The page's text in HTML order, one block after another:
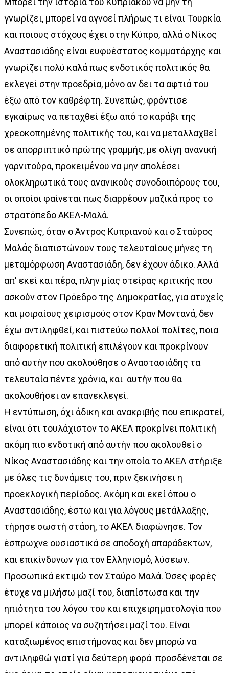
γνωρίζει, μπορεί να αγνοεί πλήρως τι είναι Τουρκία
και ποιους στόχους έχει στην Κύπρο, αλλά ο Νίκος
Αναστασιάδης είναι ευφυέστατος κομματάρχης και
γνωρίζει πολύ καλά πως ενδοτικός πολιτικός θα
εκλεγεί στην προεδρία, μόνο αν δει τα αφτιά του
έξω από τον καθρέφτη. Συνεπώς, φρόντισε
εγκαίρως να πεταχθεί έξω από το καράβι της
χρεοκοπημένης πολιτικής του, και να μεταλλαχθεί
σε απορριπτικό πρώτης γραμμής, με ολίγη ανανική
γαρνιτούρα, προκειμένου να μην απολέσει
ολοκληρωτικά τους ανανικούς συνοδοιπόρους του,
οι οποίοι φαίνεται πως διαρρέουν μαζικά προς το
στρατόπεδο ΑΚΕΛ-Μαλά.
Συνεπώς, όταν ο Άντρος Κυπριανού και ο Σταύρος
Μαλάς διαπιστώνουν τους τελευταίους μήνες τη
μεταμόρφωση Αναστασιάδη, δεν έχουν άδικο. Αλλά
απ' εκεί και πέρα, πλην μίας στείρας κριτικής που
ασκούν στον Πρόεδρο της Δημοκρατίας, για ατυχείς
και μοιραίους χειρισμούς στον Κραν Μοντανά, δεν
έχω αντιληφθεί, και πιστεύω πολλοί πολίτες, ποια
διαφορετική πολιτική επιλέγουν και προκρίνουν
από αυτήν που ακολούθησε ο Αναστασιάδης τα
τελευταία πέντε χρόνια, και αυτήν που θα
ακολουθήσει αν επανεκλεγεί.
Η εντύπωση, όχι άδικη και ανακριβής που επικρατεί,
είναι ότι τουλάχιστον το ΑΚΕΛ προκρίνει πολιτική
ακόμη πιο ενδοτική από αυτήν που ακολουθεί ο
Νίκος Αναστασιάδης και την οποία το ΑΚΕΛ στήριξε
με όλες τις δυνάμεις του, πριν ξεκινήσει η
προεκλογική περίοδος. Ακόμη και εκεί όπου ο
Αναστασιάδης, έστω και για λόγους μετάλλαξης,
τήρησε σωστή στάση, το ΑΚΕΛ διαφώνησε. Τον
έσπρωχνε ουσιαστικά σε αποδοχή απαράδεκτων,
και επικίνδυνων για τον Ελληνισμό, λύσεων.
Προσωπικά εκτιμώ τον Σταύρο Μαλά. Όσες φορές
έτυχε να μιλήσω μαζί του, διαπίστωσα και την
ηπιότητα του λόγου του και επιχειρηματολογία που
μπορεί κάποιος να συζητήσει μαζί του. Είναι
καταξιωμένος επιστήμονας και δεν μπορώ να
αντιληφθώ γιατί για δεύτερη φορά προσδένεται σε